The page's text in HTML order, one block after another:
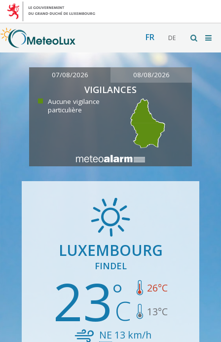
FR DE
07/08/2026 08/08/2026
VIGILANCES
Aucune vigilance
particulière
LUXEMBOURG
FINDEL
23 26°C
13°C
NE 13 km/h